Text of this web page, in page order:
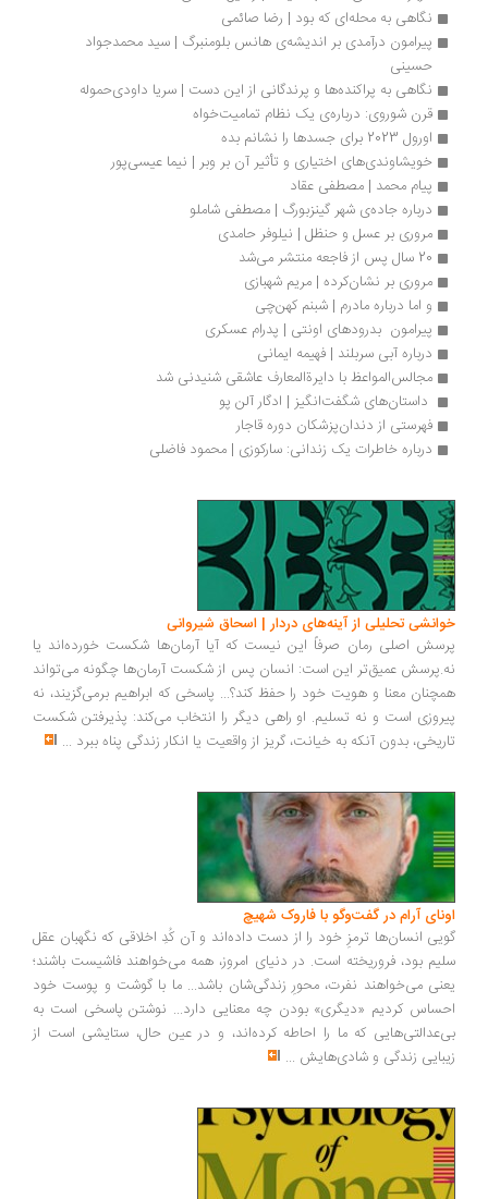
نگاهی به محله‌ای که بود | رضا صائمی
پیرامون درآمدی بر اندیشه‌ی هانس بلومنبرگ | سید محمدجواد
نگاهی به پراکنده‌ها و پرندگانی از این دست | سریا داودی‌حموله
قرن شوروی: درباره‌ی یک نظام تمامیت‌خواه
اورول 2023 برای جسدها را نشانم بده
خویشاوندی‌های اختیاری و تأثیر آن بر وبر | نیما عیسی‌پور
پیام محمد | مصطفی عقاد
درباره جاده‌ی شهر گینزبورگ | مصطفی شاملو
مروری بر عسل و حنظل | نیلوفر حامدی
مروری بر نشان‌کرده | مریم شهبازی
و اما درباره مادرم | شبنم کهن‌چی
پیرامون  بدرودهای اونتی | پدرام عسکری
درباره آبی سربلند | فهیمه ایمانی
مجالس‌المواعظ با دایرةالمعارف عاشقی شنیدنی شد
داستان‌های شگفت‌انگیز | ادگار آلن پو
فهرستی از دندان‌پزشکان دوره قاجار
درباره خاطرات یک زندانی: سارکوزی | محمود فاضلی
تحلیلی از آینه‌های دردار | اسحاق شیروانی
اصلی رمان صرفاً این نیست که آیا آرمان‌ها شکست خورده‌اند یا
عمیق‌تر این است: انسان پس از شکست آرمان‌ها چگونه می‌تواند
معنا و هویت خود را حفظ کند؟... پاسخی که ابراهیم برمی‌گزیند، نه
است و نه تسلیم. او راهی دیگر را انتخاب می‌کند: پذیرفتن شکست
بدون آنکه به خیانت، گریز از واقعیت یا انکار زندگی پناه ببرد...
آرام در گفت‌وگو با فاروک شهیچ‭
انسان‌ها ترمزِ خود را از دست داده‌اند و آن کُدِ اخلاقی که نگهبان عقل
بود، فروریخته است. در دنیای امروز، همه می‌خواهند فاشیست باشند؛
می‌خواهند نفرت، محورِ زندگی‌شان باشد... ما با گوشت و پوست خود
کردیم «دیگری» بودن چه معنایی دارد... نوشتن پاسخی است به
که ما را احاطه کرده‌اند، و در عین حال، ستایشی است از
زندگی و شادی‌هایش...